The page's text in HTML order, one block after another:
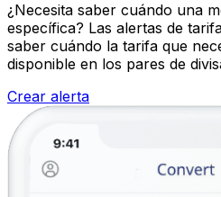
¿Necesita saber cuándo una
específica? Las alertas de
saber cuándo la tarifa que
disponible en los pares de
Crear alerta